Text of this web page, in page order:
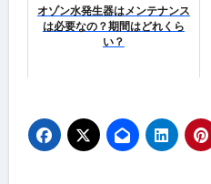
オゾン水発生器はメンテナンス
は必要なの？期間はどれくら
い？